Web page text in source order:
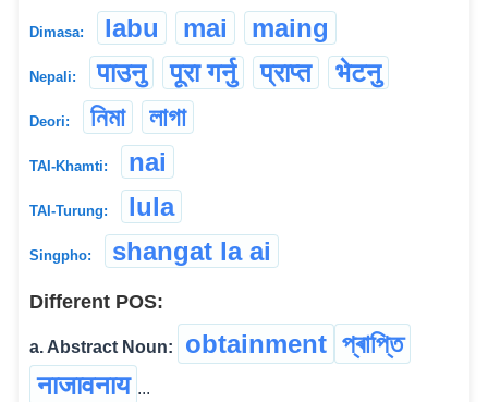
Dimasa: labu mai maing
Nepali: पाउनु पूरा गर्नु प्राप्त भेटनु
Deori: নিমা লাগা
TAI-Khamti: nai
TAI-Turung: lula
Singpho: shangat la ai
Different POS:
a. Abstract Noun: obtainment প্ৰাপ্তি
नाजावनाय ...